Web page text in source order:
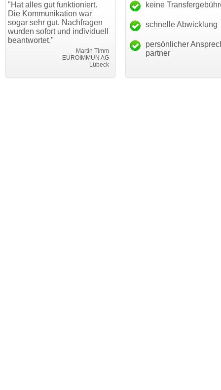
gut funktioniert.
war
gut. Nachfragen
und individuell
EUROIMMUN AG
"Danke für den schnellen
Transfer und guten Service!"
Thomas Schäfer
i can eckert communication GmbH
"Ich bin
haben.
mein
keine
schnelle Abwicklung
persönlicher
partner